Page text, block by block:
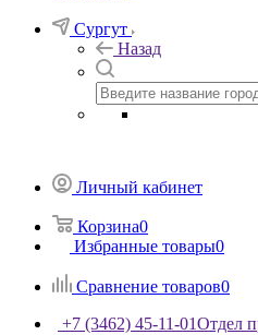
Сургут
Назад
Личный кабинет
Корзина0
Избранные товары0
Сравнение товаров0
+7 (3462) 45-11-01Отдел